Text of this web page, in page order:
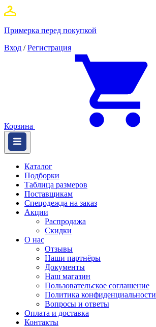
Примерка перед покупкой
Вход / Регистрация
Корзина
Каталог
Подборки
Таблица размеров
Поставщикам
Спецодежда на заказ
Акции
Распродажа
Скидки
О нас
Отзывы
Наши партнёры
Документы
Наш магазин
Пользовательское соглашение
Политика конфиденциальности
Вопросы и ответы
Оплата и доставка
Контакты